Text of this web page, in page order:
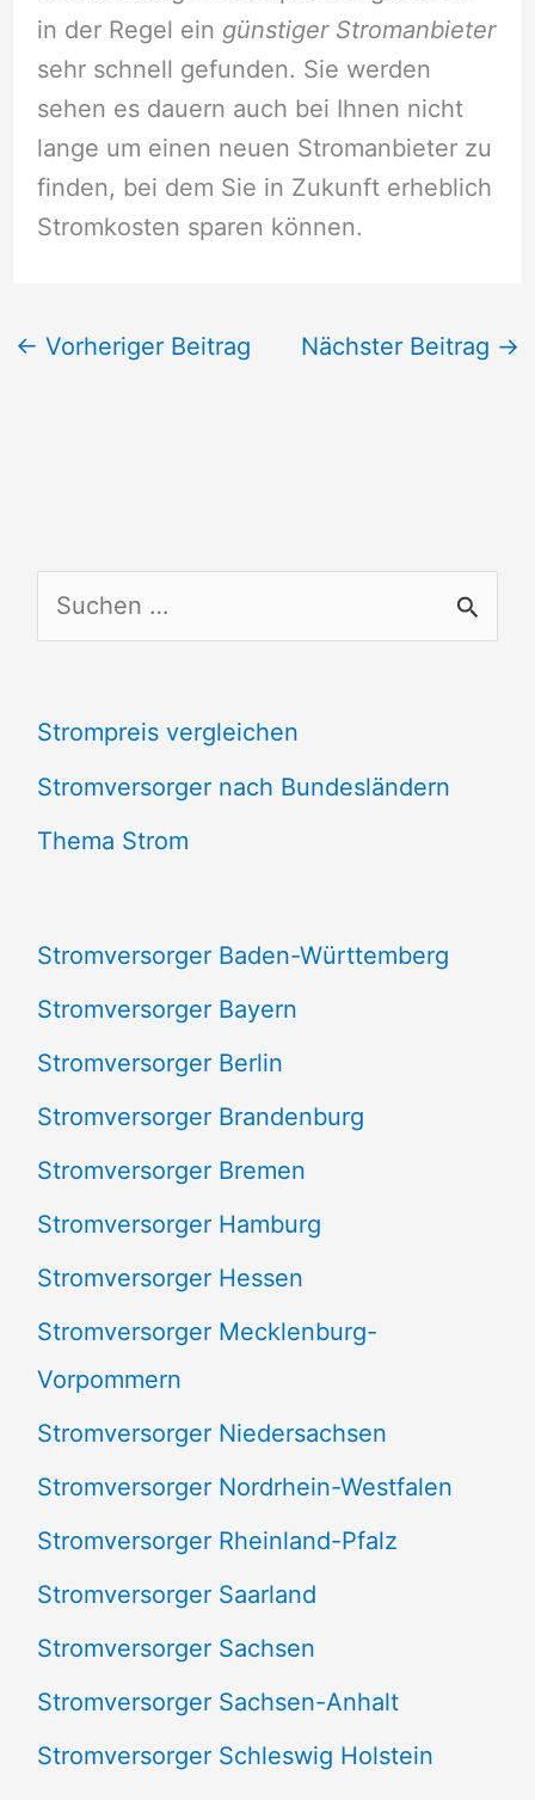
in der Regel ein günstiger Stromanbieter
sehr schnell gefunden. Sie werden
sehen es dauern auch bei Ihnen nicht
lange um einen neuen Stromanbieter zu
finden, bei dem Sie in Zukunft erheblich
Stromkosten sparen können.
← Vorheriger Beitrag Nächster Beitrag →
u
h
e
n
h
:
Strompreis vergleichen
Stromversorger nach Bundesländern
Thema Strom
Stromversorger Baden-Württemberg
Stromversorger Bayern
Stromversorger Berlin
Stromversorger Brandenburg
Stromversorger Bremen
Stromversorger Hamburg
Stromversorger Hessen
Stromversorger Mecklenburg-
Vorpommern
Stromversorger Niedersachsen
Stromversorger Nordrhein-Westfalen
Stromversorger Rheinland-Pfalz
Stromversorger Saarland
Stromversorger Sachsen
Stromversorger Sachsen-Anhalt
Stromversorger Schleswig Holstein